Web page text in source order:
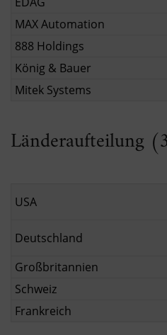
MAX Automation
888 Holdings
König & Bauer
Mitek Systems
Länderaufteilung
USA
Deutschland
Großbritannien
Schweiz
Frankreich